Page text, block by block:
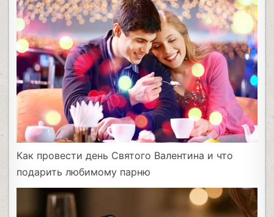
Как провести день Святого Валентина и что
подарить любимому парню